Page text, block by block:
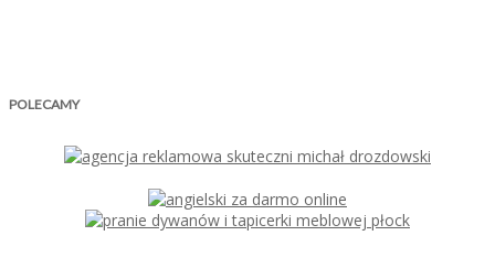
POLECAMY